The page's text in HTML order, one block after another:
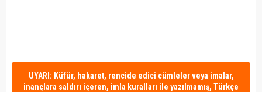
UYARI: Küfür, hakaret, rencide edici cümleler veya imalar,
inançlara saldırı içeren, imla kuralları ile yazılmamış, Türkçe